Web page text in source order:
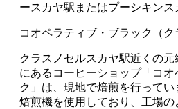
ースカヤ駅またはプーシキンス
コオペラティブ・ブラック（ク
クラスノセルスカヤ駅近くの元
にあるコーヒーショップ「コ
ク」は、現地で焙煎を行ってい
焙煎機を使用しており、工場の